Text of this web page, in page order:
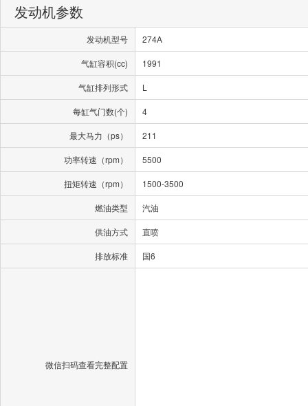
发动机参数
发动机型号 274A
气缸容积(cc) 1991
气缸排列形式 L
每缸气门数(个) 4
最大马力（ps） 211
功率转速（rpm） 5500
扭矩转速（rpm） 1500-3500
燃油类型 汽油
供油方式 直喷
排放标准 国6
微信扫码查看完整配置